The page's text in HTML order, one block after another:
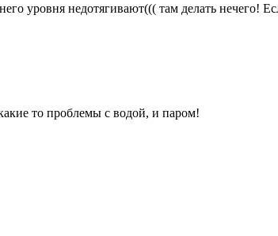
уровня недотягивают((( там делать нечего!
то проблемы с водой, и паром!